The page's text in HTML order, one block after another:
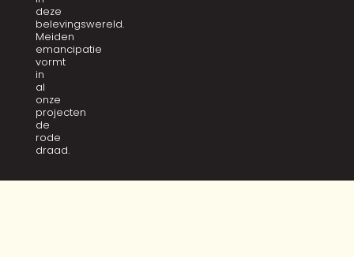
deze
belevingswereld.
Meiden
emancipatie
vormt
in
al
onze
projecten
de
rode
draad.